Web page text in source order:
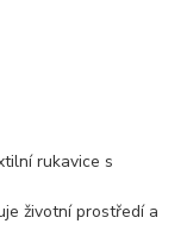
rukavice s
životní prostředí a